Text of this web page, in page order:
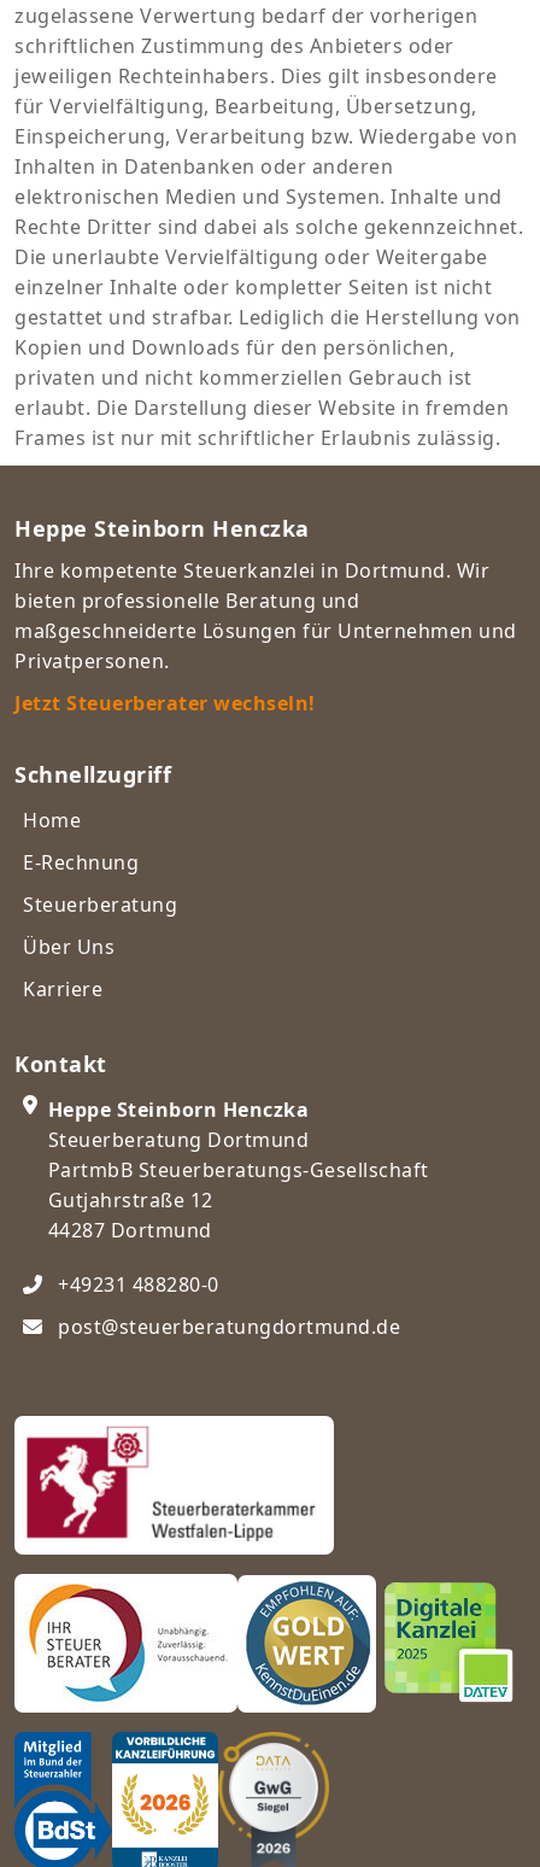
zugelassene Verwertung bedarf der vorherigen
schriftlichen Zustimmung des Anbieters oder
jeweiligen Rechteinhabers. Dies gilt insbesondere
für Vervielfältigung, Bearbeitung, Übersetzung,
Einspeicherung, Verarbeitung bzw. Wiedergabe von
Inhalten in Datenbanken oder anderen
elektronischen Medien und Systemen. Inhalte und
Rechte Dritter sind dabei als solche gekennzeichnet.
Die unerlaubte Vervielfältigung oder Weitergabe
einzelner Inhalte oder kompletter Seiten ist nicht
gestattet und strafbar. Lediglich die Herstellung von
Kopien und Downloads für den persönlichen,
privaten und nicht kommerziellen Gebrauch ist
erlaubt. Die Darstellung dieser Website in fremden
Frames ist nur mit schriftlicher Erlaubnis zulässig.
Heppe Steinborn Henczka
Ihre kompetente Steuerkanzlei in Dortmund. Wir
bieten professionelle Beratung und
maßgeschneiderte Lösungen für Unternehmen und
Privatpersonen.
Jetzt Steuerberater wechseln!
Schnellzugriff
Home
E-Rechnung
Steuerberatung
Über Uns
Karriere
Kontakt
Heppe Steinborn Henczka
Steuerberatung Dortmund
PartmbB Steuerberatungs-Gesellschaft
Gutjahrstraße 12
44287 Dortmund
+49231 488280-0
post@steuerberatungdortmund.de